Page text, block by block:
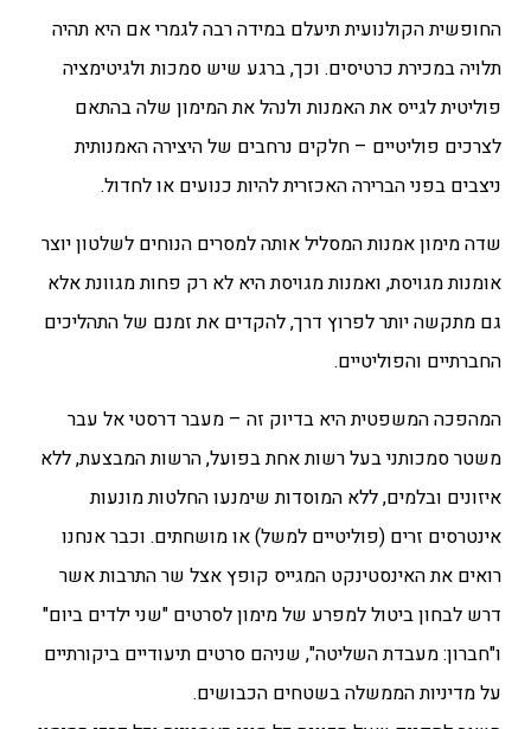
החופשית הקולנועית תיעלם במידה רבה לגמרי אם היא תהיה
תלויה במכירת כרטיסים. וכך, ברגע שיש סמכות ולגיטימציה
פוליטית לגייס את האמנות ולנהל את המימון שלה בהתאם
לצרכים פוליטיים – חלקים נרחבים של היצירה האמנותית
ניצבים בפני הברירה האכזרית להיות כנועים או לחדול.
שדה מימון אמנות המסליל אותה למסרים הנוחים לשלטון יוצר
אומנות מגויסת, ואמנות מגויסת היא לא רק פחות מגוונת אלא
גם מתקשה יותר לפרוץ דרך, להקדים את זמנם של התהליכים
החברתיים והפוליטיים.
המהפכה המשפטית היא בדיוק זה – מעבר דרסטי אל עבר
משטר סמכותני בעל רשות אחת בפועל, הרשות המבצעת, ללא
איזונים ובלמים, ללא המוסדות שימנעו החלטות מונעות
אינטרסים זרים (פוליטיים למשל) או מושחתים. וכבר אנחנו
רואים את האינסטינקט המגייס קופץ אצל שר התרבות אשר
דרש לבחון ביטול למפרע של מימון לסרטים "שני ילדים ביום"
ו"חברון: מעבדת השליטה", שניהם סרטים תיעודיים ביקורתיים
על מדיניות הממשלה בשטחים הכבושים.